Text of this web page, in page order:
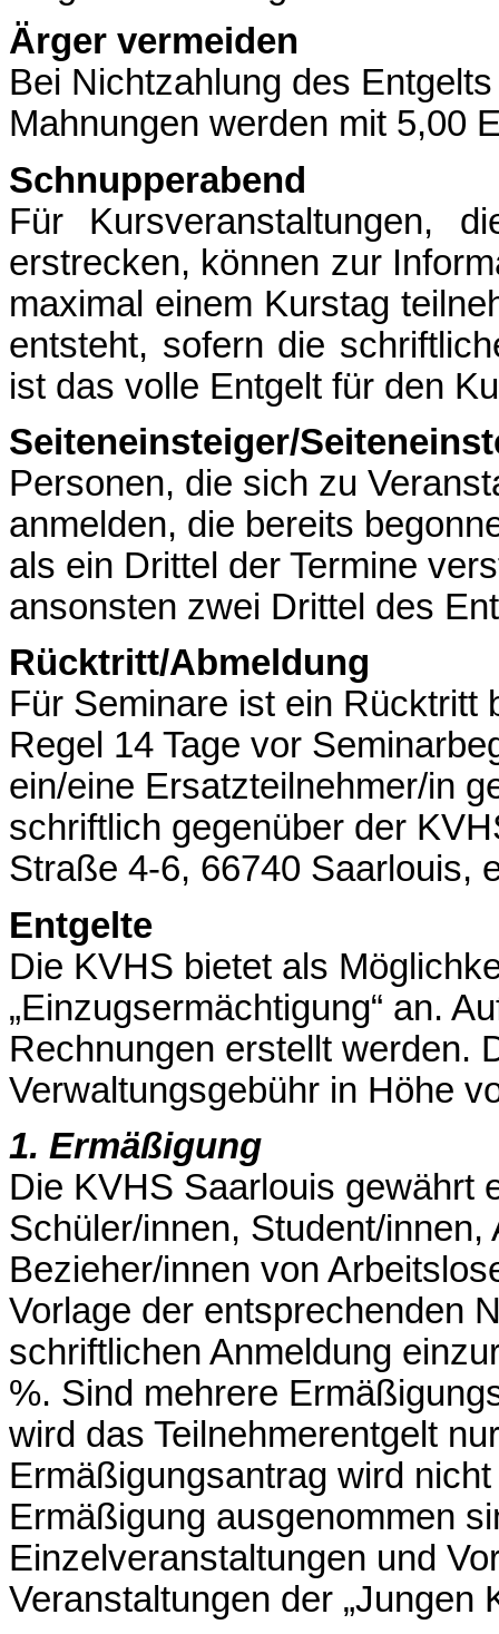
Ärger vermeiden
Bei Nichtzahlung des
Mahnungen werden mit 5,00
Schnupperabend
Für Kursveranstaltungen,
erstrecken, können zur
maximal einem Kurstag
entsteht, sofern die
ist das volle Entgelt für den
Seiteneinsteiger/
Personen, die sich zu
anmelden, die bereits
als ein Drittel der Termine
ansonsten zwei Drittel des
Rücktritt/Abmeldung
Für Seminare ist ein Rücktritt
Regel 14 Tage vor
ein/eine Ersatzteilnehmer/in
schriftlich gegenüber der
Straße 4-6, 66740 Saarlouis,
Entgelte
Die KVHS bietet als
„Einzugsermächtigung“ an.
Rechnungen erstellt werden.
Verwaltungsgebühr in Höhe
1. Ermäßigung
Die KVHS Saarlouis gewährt
Schüler/innen, Student/
Bezieher/innen von
Vorlage der entsprechenden
schriftlichen Anmeldung
%. Sind mehrere
wird das Teilnehmerentgelt
Ermäßigungsantrag wird
Ermäßigung ausgenommen
Einzelveranstaltungen und
Veranstaltungen der „Jungen